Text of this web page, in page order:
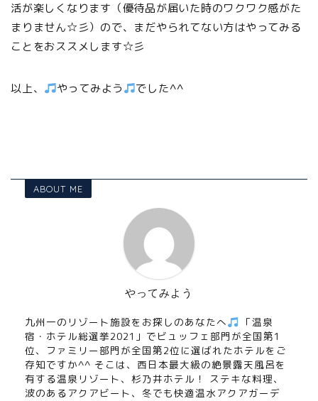
活が楽しくなります（優待品が届いた時のワクワク感がた
まりません☆彡） ので、まだやられてない方はやってみる
ことをおススメします☆彡
以上、 やってみよう でした^^
ABOUT ME
やってみよう
九州一のリゾート施設をお探しのあなたへ
「温泉
宿・ホテル総選挙2021」でビュッフェ部門が全国第1
位、ファミリー部門が全国第2位に選ばれたホテルをご
存知ですか^^ そこは、西日本最大級の絶景露天風呂を
有する温泉リゾート、杉乃井ホテル！ ステキな料理、
波のあるアクアビート、冬でも快適温水アクアガーデ